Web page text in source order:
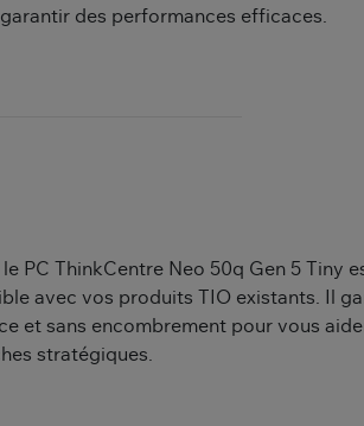
garantir des performances efficaces.
PC ThinkCentre Neo 50q Gen 5 Tiny
avec vos produits TIO existants. Il
et sans encombrement pour vous
stratégiques.